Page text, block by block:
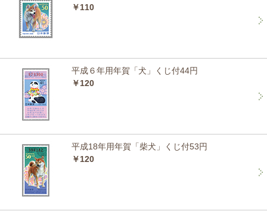
￥110
平成６年用年賀「犬」くじ付44円
￥120
平成18年用年賀「柴犬」くじ付53円
￥120